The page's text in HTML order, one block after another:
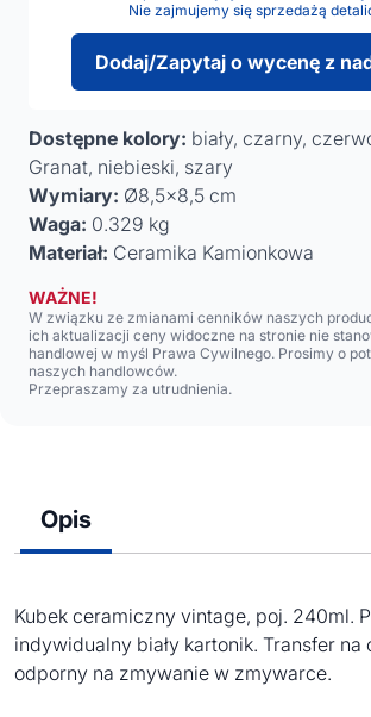
Nie zajmujemy się sprzedażą
Dodaj/Zapytaj o wycenę z
Dostępne kolory: biały, czarny,
Granat, niebieski, szary
Wymiary: Ø8,5x8,5 cm
Waga: 0.329 kg
Materiał: Ceramika Kamionkowa
WAŻNE!
W związku ze zmianami cenników naszych
ich aktualizacji ceny widoczne na stronie nie
handlowej w myśl Prawa Cywilnego. Prosimy o
naszych handlowców.
Przepraszamy za utrudnienia.
Opis
Kubek ceramiczny vintage, poj. 240ml.
indywidualny biały kartonik. Transfer na
odporny na zmywanie w zmywarce.